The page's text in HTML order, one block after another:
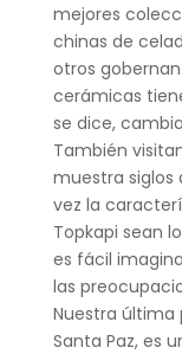
mejores
chinas de
otros
cerámicas
se dice,
También
muestra
vez la
Topkapi sean
es fácil
las
Nuestra última
Santa Paz, es